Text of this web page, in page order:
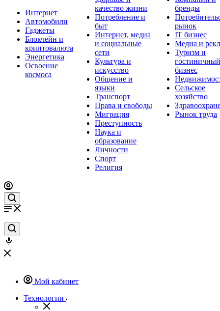
Интернет
Автомобили
Гаджеты
Блокчейн и
криптовалюта
Энергетика
Освоение
космоса
качество жизни
Потребление и
быт
Интернет, медиа
и социальные
сети
Культура и
искусство
Общение и
языки
Транспорт
Права и свободы
Миграция
Преступность
Наука и
образование
Личности
Спорт
Религия
бренды
рынок
IT бизнес
Медиа и
Туризм и
гостиничный
бизнес
Сельское
хозяйство
Рынок труда
Мой кабинет
Технологии